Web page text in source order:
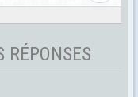
RÉPONSES